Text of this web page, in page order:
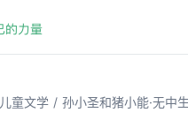
儿童文学 / 孙小圣和猪小能·无中